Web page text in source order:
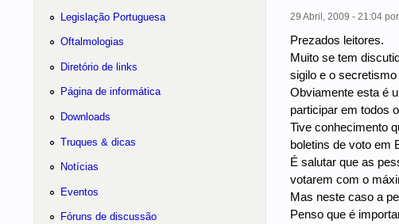
29 Abril, 2009 - 21:04por
Prezados leitores.
Muito se tem
sigilo e o
Obviamente esta é
participar em todos
Tive conhecimento
boletins de voto em
É salutar que as
votarem com o
Mas neste caso a
Penso que é
Legislação Portuguesa
Oftalmologias
Diretório de links
Página de informática
Downloads
Truques & dicas
Notícias
Eventos
Fóruns de discussão